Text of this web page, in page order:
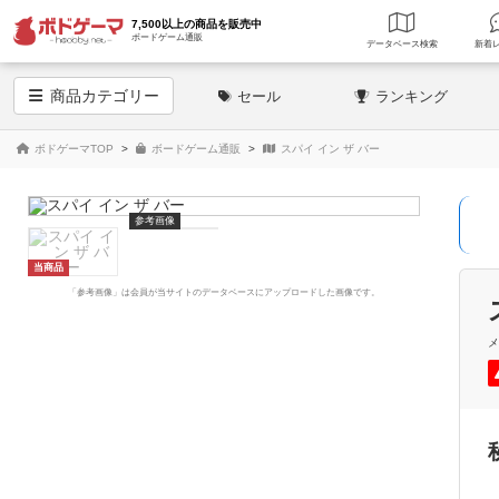
7,500以上の商品を販売中
ボードゲーム通販
データベース 検索
商品カテゴリー セール ランキング
ボドゲーマTOP ボードゲーム通販 スパイ イン ザ バー
当商品
参考画像
「参考画像」は会員が当サイトのデータベースにアップロードした画像です。